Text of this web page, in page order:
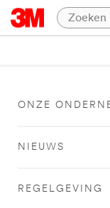
ONZE
NIEUWS
REGELGEVING